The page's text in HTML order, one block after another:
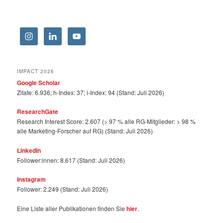
IMPACT 2026
Google Scholar
Zitate: 6.936; h-Index: 37; i-Index: 94 (Stand: Juli 2026)
ResearchGate
Research Interest Score: 2.607 (> 97 % alle RG-Mitglieder: > 98 %
alle Marketing-Forscher auf RG) (Stand: Juli 2026)
LinkedIn
Follower:innen: 8.617 (Stand: Juli 2026)
Instagram
Follower: 2.249 (Stand: Juli 2026)
Eine Liste aller Publikationen finden Siehier.